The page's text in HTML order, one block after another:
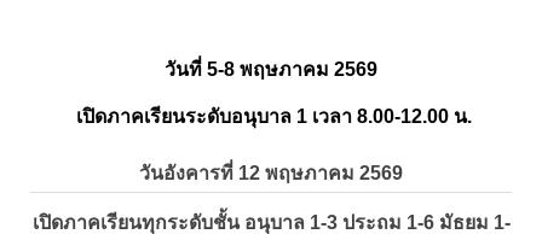
วันที่ 5-8 พฤษภาคม 2569
เปิดภาคเรียนระดับอนุบาล 1 เวลา 8.00-12.00 น.
วันอังคารที่ 12 พฤษภาคม 2569
เปิดภาคเรียนทุกระดับชั้น อนุบาล 1-3 ประถม 1-6 มัธยม 1-